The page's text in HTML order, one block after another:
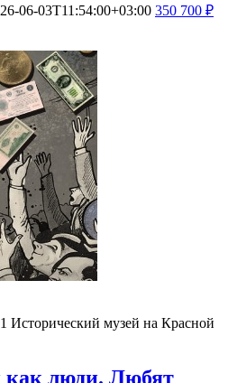
06-03T11:54:00+03:00 350 700 ₽
Исторический музей на Красной
люди. Любят